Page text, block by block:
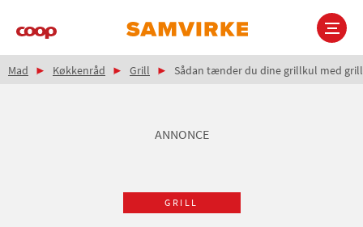
Main
Brødkrumme
Mad Køkkenråd Grill Sådan tænder du dine grillkul med
ANNONCE
GRILL